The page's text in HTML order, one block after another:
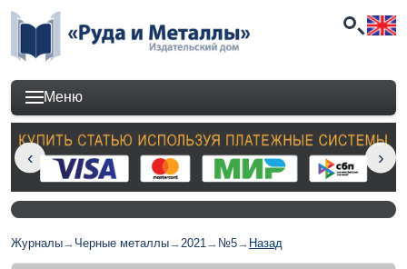
Меню
Журналы→ Черные металлы→2021→ №5→ Назад